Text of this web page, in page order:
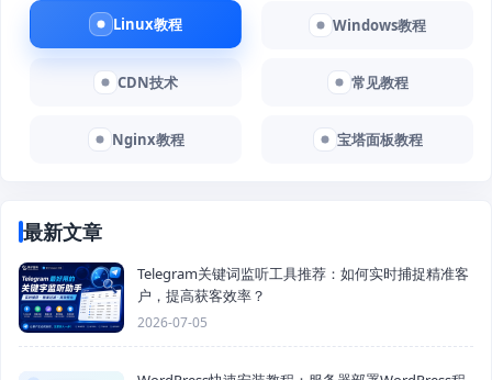
Linux教程 Windows教程
CDN技术 常见教程
Nginx教程 宝塔面板教程
最新文章
Telegram关键词监听工具推荐：如何实时捕捉精准客
户，提高获客效率？
2026-07-05